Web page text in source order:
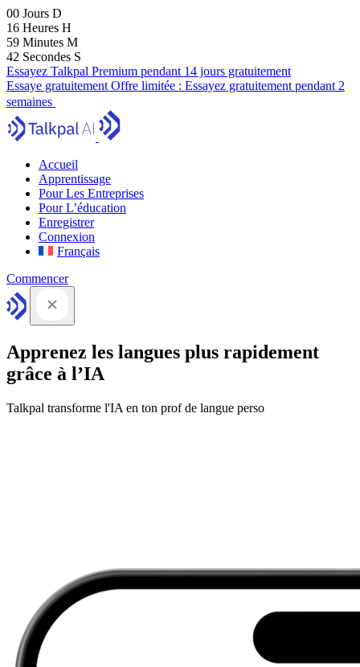
00 Jours D
16 Heures H
59 Minutes M
41 Secondes S
Essayez Talkpal Premium pendant 14 jours gratuitement
Essaye gratuitement Offre limitée : Essayez gratuitement pendant 2
semaines
Accueil
Apprentissage
Pour Les Entreprises
Pour L’éducation
Enregistrer
Connexion
Français
Commencer
Apprenez les langues plus rapidement
grâce à l’IA
Talkpal transforme l'IA en ton prof de langue perso